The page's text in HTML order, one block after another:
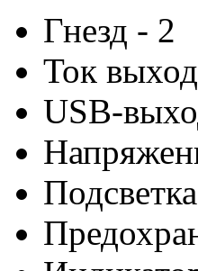
Гнезд - 2
Ток
USB-